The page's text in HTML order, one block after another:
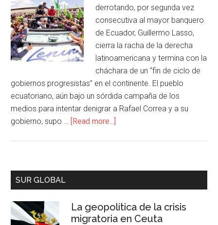
derrotando, por segunda vez
consecutiva al mayor banquero
de Ecuador, Guillermo Lasso,
cierra la racha de la derecha
latinoamericana y termina con la
cháchara de un “fin de ciclo de
gobiernos progresistas” en el continente. El pueblo
ecuatoriano, aún bajo un sórdida campaña de los
medios para intentar denigrar a Rafael Correa y a su
gobierno, supo … [Read more...]
SUR GLOBAL
La geopolítica de la crisis
migratoria en Ceuta